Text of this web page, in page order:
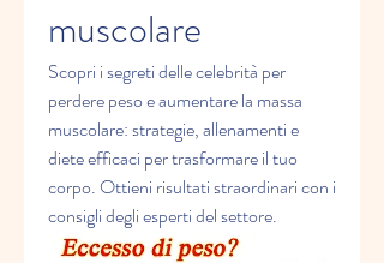
muscolare
Scopri i segreti delle celebrità per
perdere peso e aumentare la massa
muscolare: strategie, allenamenti e
diete efficaci per trasformare il tuo
corpo. Ottieni risultati straordinari con i
consigli degli esperti del settore.